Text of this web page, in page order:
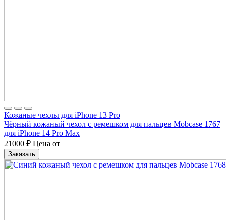
Кожаные чехлы для iPhone 13 Pro
Чёрный кожаный чехол с ремешком для пальцев Mobcase 1767
для iPhone 14 Pro Max
21000 ₽ Цена от
Заказать